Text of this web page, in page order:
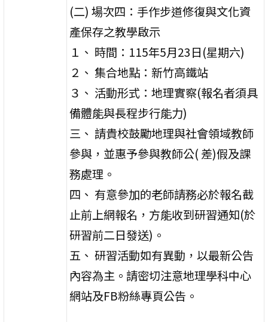
(二) 場次四：手作步道修復與文化資
產保存之教學啟示
１、 時間：115年5月23日(星期六)
２、 集合地點：新竹高鐵站
３、 活動形式：地理實察(報名者須具
備體能與長程步行能力)
三、 請貴校鼓勵地理與社會領域教師
參與，並惠予參與教師公( 差)假及課
務處理。
四、 有意參加的老師請務必於報名截
止前上網報名，方能收到研習通知(於
研習前二日發送)。
五、 研習活動如有異動，以最新公告
內容為主。請密切注意地理學科中心
網站及FB粉絲專頁公告。